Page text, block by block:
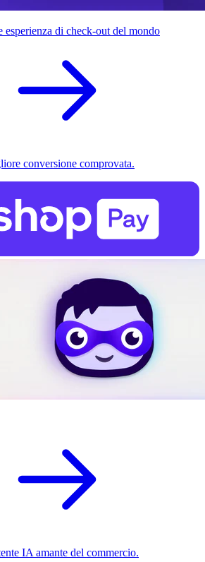
esperienza di check-out del mondo
conversione comprovata.
IA amante del commercio.